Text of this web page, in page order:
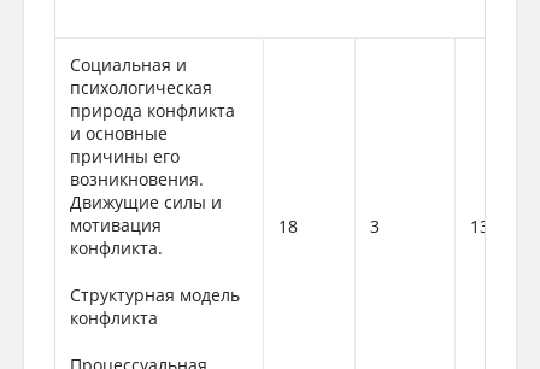
Социальная и
психологическая
природа конфликта
и основные
причины его
возникновения.
Движущие силы и
мотивация
конфликта.
Структурная модель
конфликта
18 3 13,5